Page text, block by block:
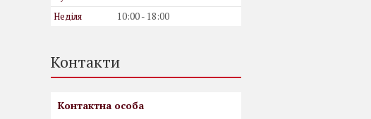
Неділя
10:00 18:00
Контакти